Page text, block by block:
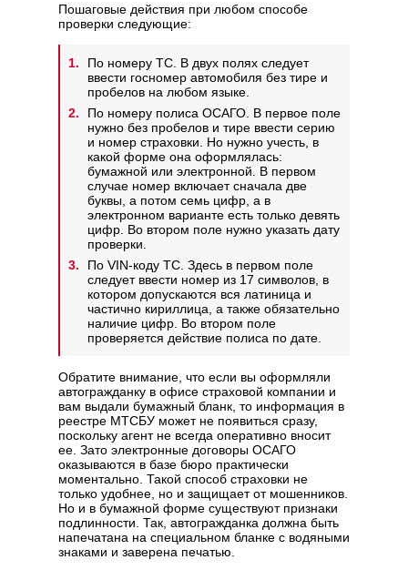
Пошаговые действия при любом способе
проверки следующие:
По номеру ТС. В двух полях следует
ввести госномер автомобиля без тире и
пробелов на любом языке.
По номеру полиса ОСАГО. В первое поле
нужно без пробелов и тире ввести серию
и номер страховки. Но нужно учесть, в
какой форме она оформлялась:
бумажной или электронной. В первом
случае номер включает сначала две
буквы, а потом семь цифр, а в
электронном варианте есть только девять
цифр. Во втором поле нужно указать дату
проверки.
По VIN-коду ТС. Здесь в первом поле
следует ввести номер из 17 символов, в
котором допускаются вся латиница и
частично кириллица, а также обязательно
наличие цифр. Во втором поле
проверяется действие полиса по дате.
Обратите внимание, что если вы оформляли
автогражданку в офисе страховой компании и
вам выдали бумажный бланк, то информация в
реестре МТСБУ может не появиться сразу,
поскольку агент не всегда оперативно вносит
ее. Зато электронные договоры ОСАГО
оказываются в базе бюро практически
моментально. Такой способ страховки не
только удобнее, но и защищает от мошенников.
Но и в бумажной форме существуют признаки
подлинности. Так, автогражданка должна быть
напечатана на специальном бланке с водяными
знаками и заверена печатью.